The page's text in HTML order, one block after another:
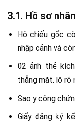
3.1. Hồ sơ
Hộ chiếu gốc
nhập cảnh và
02 ảnh thẻ
thẳng mặt, lộ rõ
Sao y công
Giấy đăng ký